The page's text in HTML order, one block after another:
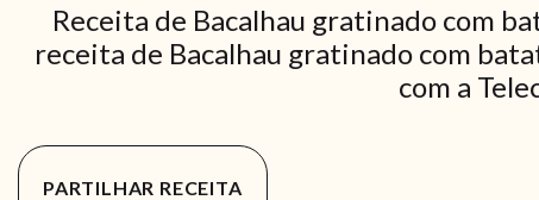
Receita de Bacalhau gratinado com
receita de Bacalhau gratinado com
com a
PARTILHAR RECEITA